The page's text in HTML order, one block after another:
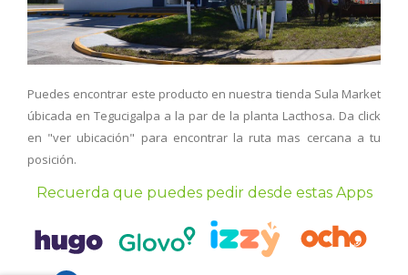
Puedes encontrar este producto en nuestra tienda Sula Market
úbicada en Tegucigalpa a la par de la planta Lacthosa. Da click
en "ver ubicación" para encontrar la ruta mas cercana a tu
posición.
Recuerda que puedes pedir desde estas Apps